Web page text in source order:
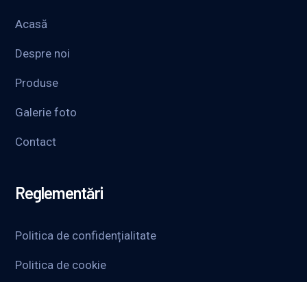
Acasă
Despre noi
Produse
Galerie foto
Contact
Reglementări
Politica de confidențialitate
Politica de cookie